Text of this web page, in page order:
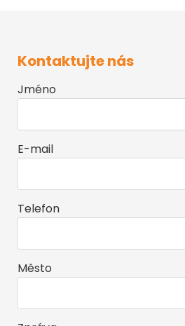
Kontaktujte nás
Jméno
E-mail
Telefon
Město